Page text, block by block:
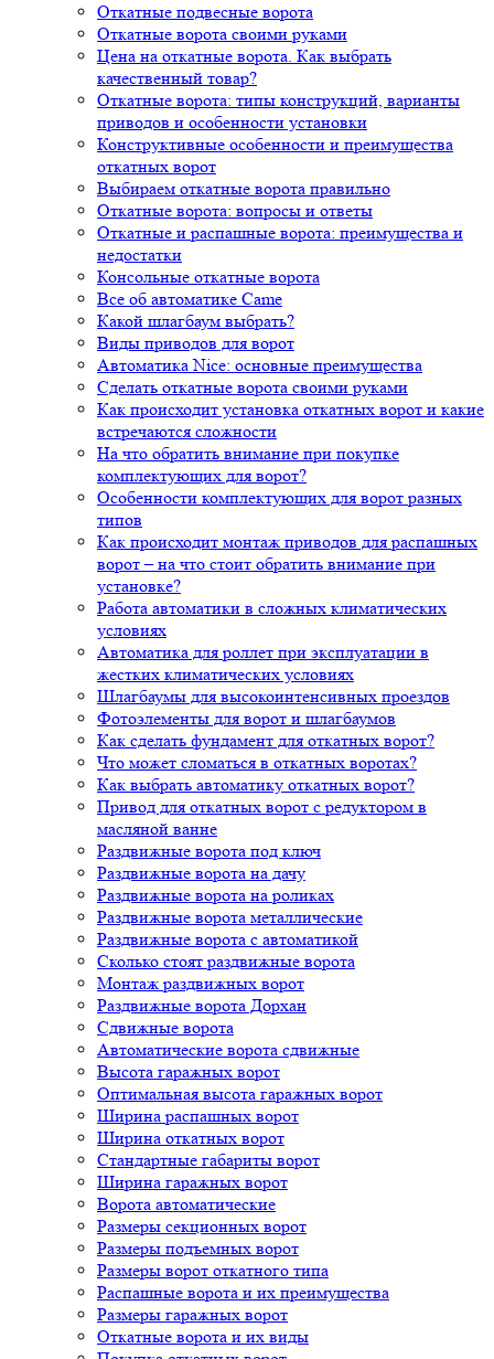
Откатные подвесные ворота
Откатные ворота своими руками
Цена на откатные ворота. Как выбрать
качественный товар?
Откатные ворота: типы конструкций, варианты
приводов и особенности установки
Конструктивные особенности и преимущества
откатных ворот
Выбираем откатные ворота правильно
Откатные ворота: вопросы и ответы
Откатные и распашные ворота: преимущества и
недостатки
Консольные откатные ворота
Все об автоматике Came
Какой шлагбаум выбрать?
Виды приводов для ворот
Автоматика Nice: основные преимущества
Сделать откатные ворота своими руками
Как происходит установка откатных ворот и какие
встречаются сложности
На что обратить внимание при покупке
комплектующих для ворот?
Особенности комплектующих для ворот разных
типов
Как происходит монтаж приводов для распашных
ворот – на что стоит обратить внимание при
установке?
Работа автоматики в сложных климатических
условиях
Автоматика для роллет при эксплуатации в
жестких климатических условиях
Шлагбаумы для высокоинтенсивных проездов
Фотоэлементы для ворот и шлагбаумов
Как сделать фундамент для откатных ворот?
Что может сломаться в откатных воротах?
Как выбрать автоматику откатных ворот?
Привод для откатных ворот с редуктором в
масляной ванне
Раздвижные ворота под ключ
Раздвижные ворота на дачу
Раздвижные ворота на роликах
Раздвижные ворота металлические
Раздвижные ворота с автоматикой
Сколько стоят раздвижные ворота
Монтаж раздвижных ворот
Раздвижные ворота Дорхан
Сдвижные ворота
Автоматические ворота сдвижные
Высота гаражных ворот
Оптимальная высота гаражных ворот
Ширина распашных ворот
Ширина откатных ворот
Стандартные габариты ворот
Ширина гаражных ворот
Ворота автоматические
Размеры секционных ворот
Размеры подъемных ворот
Размеры ворот откатного типа
Распашные ворота и их преимущества
Размеры гаражных ворот
Откатные ворота и их виды